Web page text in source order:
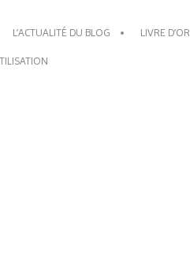
L’ACTUALITÉ DU BLOG LIVRE D’OR